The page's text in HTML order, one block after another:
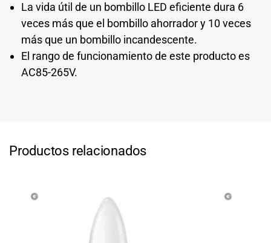
La vida útil de un bombillo LED eficiente dura 6
veces más que el bombillo ahorrador y 10 veces
más que un bombillo incandescente.
El rango de funcionamiento de este producto es
AC85-265V.
Productos relacionados